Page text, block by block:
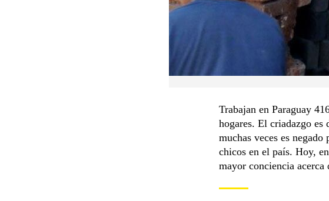
Trabajan en Paraguay
hogares. El criadazgo
muchas veces es
chicos en el país. Hoy,
mayor conciencia acerca